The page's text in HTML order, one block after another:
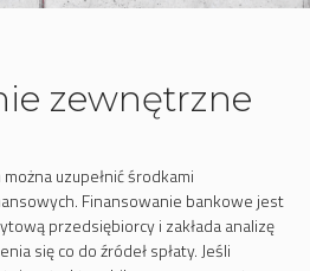
zewnętrzne
uzupełnić środkami
Finansowanie bankowe jest
przedsiębiorcy i zakłada analizę
się co do źródeł spłaty. Jeśli